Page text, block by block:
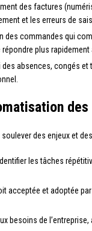
des factures
et les erreurs de
des commandes qui
plus rapidement
absences, congés
des enjeux et
les tâches
acceptée et adoptée
besoins de